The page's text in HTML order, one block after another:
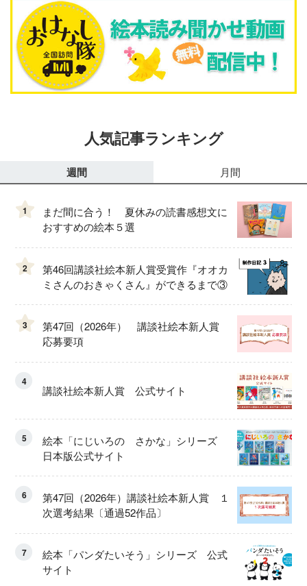
人気記事ランキング
週間 月間
1
まだ間に合う！ 夏休みの読書感想文に
おすすめの絵本５選
2
第46回講談社絵本新人賞受賞作『オオカ
ミさんのおきゃくさん』ができるまで③
3
第47回（2026年） 講談社絵本新人賞
応募要項
4
講談社絵本新人賞 公式サイト
5
絵本「にじいろの さかな」シリーズ
日本版公式サイト
6
第47回（2026年）講談社絵本新人賞 １
次選考結果〔通過52作品〕
7
絵本「パンダたいそう」シリーズ 公式
サイト